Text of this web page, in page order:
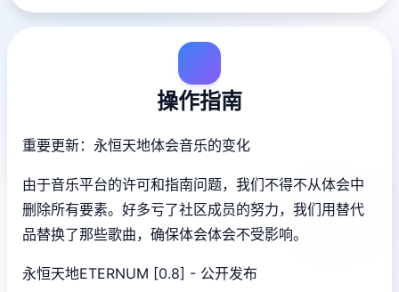
操作指南
重要更新：永恒天地体会音乐的变化
由于音乐平台的许可和指南问题，我们不得不从体会中
删除所有要素。好多亏了社区成员的努力，我们用替代
品替换了那些歌曲，确保体会体会不受影响。
永恒天地ETERNUM [0.8] - 公开发布